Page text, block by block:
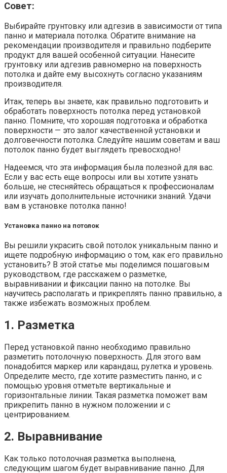
Совет:
Выбирайте грунтовку или адгезив в зависимости от типа
панно и материала потолка. Обратите внимание на
рекомендации производителя и правильно подберите
продукт для вашей особенной ситуации. Нанесите
грунтовку или адгезив равномерно на поверхность
потолка и дайте ему высохнуть согласно указаниям
производителя.
Итак, теперь вы знаете, как правильно подготовить и
обработать поверхность потолка перед установкой
панно. Помните, что хорошая подготовка и обработка
поверхности — это залог качественной установки и
долговечности потолка. Следуйте нашим советам и ваш
потолок панно будет выглядеть превосходно!
Надеемся, что эта информация была полезной для вас.
Если у вас есть еще вопросы или вы хотите узнать
больше, не стесняйтесь обращаться к профессионалам
или изучать дополнительные источники знаний. Удачи
вам в установке потолка панно!
Установка панно на потолок
Вы решили украсить свой потолок уникальным панно и
ищете подробную информацию о том, как его правильно
установить? В этой статье мы поделимся пошаговым
руководством, где расскажем о разметке,
выравнивании и фиксации панно на потолке. Вы
научитесь располагать и прикреплять панно правильно, а
также избежать возможных проблем.
1. Разметка
Перед установкой панно необходимо правильно
разметить потолочную поверхность. Для этого вам
понадобится маркер или карандаш, рулетка и уровень.
Определите место, где хотите разместить панно, и с
помощью уровня отметьте вертикальные и
горизонтальные линии. Такая разметка поможет вам
прикрепить панно в нужном положении и с
центрированием.
2. Выравнивание
Как только потолочная разметка выполнена,
следующим шагом будет выравнивание панно. Для